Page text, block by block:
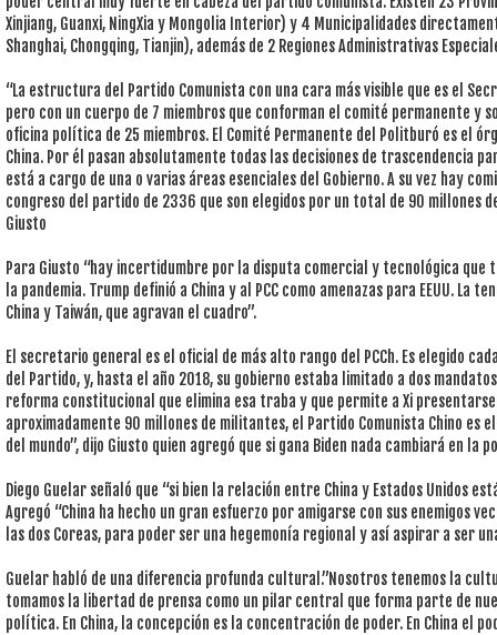
Xinjiang, Guanxi, NingXia y Mongolia Interior) y 4 Municipalidades
Shanghai, Chongqing, Tianjin), además de 2 Regiones Administrativas
“La estructura del Partido Comunista con una cara más visible que es el
pero con un cuerpo de 7 miembros que conforman el comité permanente y
oficina política de 25 miembros. El Comité Permanente del Politburó es el
China. Por él pasan absolutamente todas las decisiones de trascendencia
está a cargo de una o varias áreas esenciales del Gobierno. A su vez hay
congreso del partido de 2336 que son elegidos por un total de 90 millones
Giusto
Para Giusto “hay incertidumbre por la disputa comercial y tecnológica que
la pandemia. Trump definió a China y al PCC como amenazas para EEUU. La
China y Taiwán, que agravan el cuadro”.
El secretario general es el oficial de más alto rango del PCCh. Es elegido
del Partido, y, hasta el año 2018, su gobierno estaba limitado a dos
reforma constitucional que elimina esa traba y que permite a Xi
aproximadamente 90 millones de militantes, el Partido Comunista Chino es
del mundo”, dijo Giusto quien agregó que si gana Biden nada cambiará en la
Diego Guelar señaló que “si bien la relación entre China y Estados Unidos
Agregó “China ha hecho un gran esfuerzo por amigarse con sus enemigos
las dos Coreas, para poder ser una hegemonía regional y así aspirar a ser
Guelar habló de una diferencia profunda cultural.”Nosotros tenemos la
tomamos la libertad de prensa como un pilar central que forma parte de
política. En China, la concepción es la concentración de poder. En China el